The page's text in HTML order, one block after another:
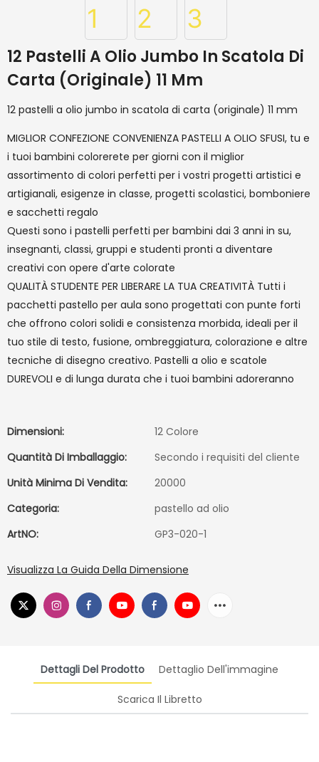
12 Pastelli A Olio Jumbo In Scatola Di
Carta (originale) 11 Mm
12 pastelli a olio jumbo in scatola di carta (originale) 11 mm
MIGLIOR CONFEZIONE CONVENIENZA PASTELLI A OLIO SFUSI, tu e
i tuoi bambini colorerete per giorni con il miglior
assortimento di colori perfetti per i vostri progetti artistici e
artigianali, esigenze in classe, progetti scolastici, bomboniere
e sacchetti regalo
Questi sono i pastelli perfetti per bambini dai 3 anni in su,
insegnanti, classi, gruppi e studenti pronti a diventare
creativi con opere d'arte colorate
QUALITÀ STUDENTE PER LIBERARE LA TUA CREATIVITÀ Tutti i
pacchetti pastello per aula sono progettati con punte forti
che offrono colori solidi e consistenza morbida, ideali per il
tuo stile di testo, fusione, ombreggiatura, colorazione e altre
tecniche di disegno creativo. Pastelli a olio e scatole
DUREVOLI e di lunga durata che i tuoi bambini adoreranno
Dimensioni:
12 Colore
Quantità Di Imballaggio:
Secondo i requisiti del cliente
Unità Minima Di Vendita:
20000
Categoria:
pastello ad olio
ArtNO:
GP3-020-1
Visualizza La Guida Della Dimensione
Dettagli Del Prodotto Dettaglio Dell'immagine
Scarica Il Libretto